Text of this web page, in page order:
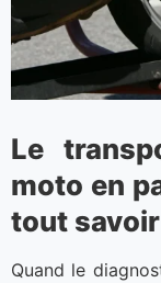
Le
moto en
tout savoir
Quand le